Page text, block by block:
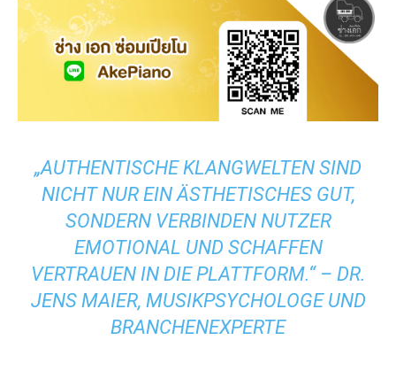
„AUTHENTISCHE KLANGWELTEN SIND
NICHT NUR EIN ÄSTHETISCHES GUT,
SONDERN VERBINDEN NUTZER
EMOTIONAL UND SCHAFFEN
VERTRAUEN IN DIE PLATTFORM.“ – DR.
JENS MAIER, MUSIKPSYCHOLOGE UND
BRANCHENEXPERTE